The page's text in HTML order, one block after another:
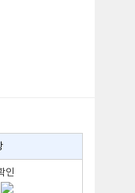
인